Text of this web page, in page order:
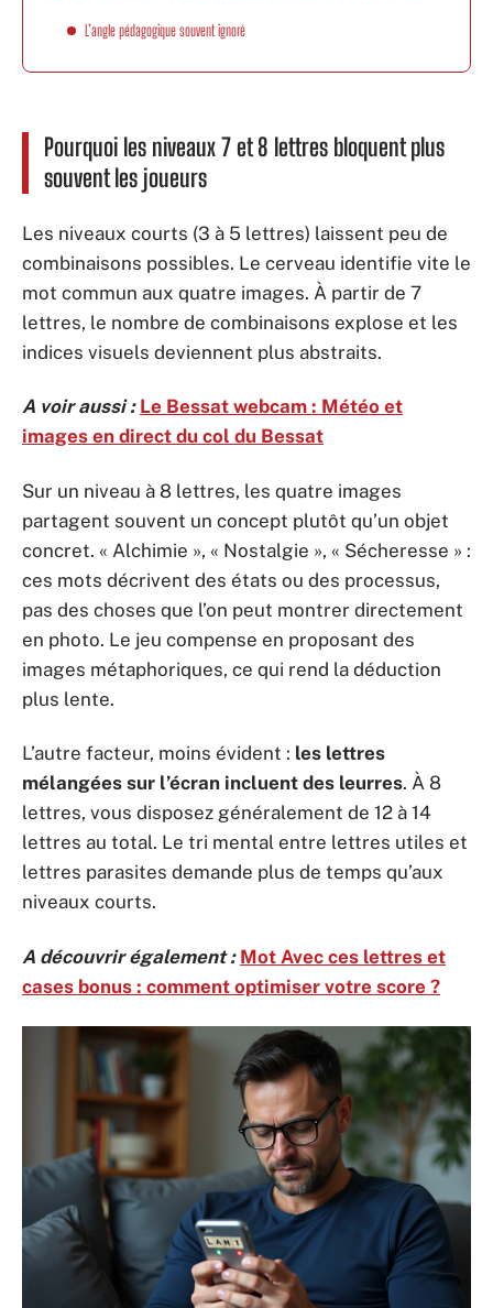
L’angle pédagogique souvent ignoré
Pourquoi les niveaux 7 et 8 lettres bloquent plus
souvent les joueurs
Les niveaux courts (3 à 5 lettres) laissent peu de
combinaisons possibles. Le cerveau identifie vite le
mot commun aux quatre images. À partir de 7
lettres, le nombre de combinaisons explose et les
indices visuels deviennent plus abstraits.
A voir aussi : Le Bessat webcam : Météo et
images en direct du col du Bessat
Sur un niveau à 8 lettres, les quatre images
partagent souvent un concept plutôt qu’un objet
concret. « Alchimie », « Nostalgie », « Sécheresse » :
ces mots décrivent des états ou des processus,
pas des choses que l’on peut montrer directement
en photo. Le jeu compense en proposant des
images métaphoriques, ce qui rend la déduction
plus lente.
L’autre facteur, moins évident : les lettres
mélangées sur l’écran incluent des leurres. À 8
lettres, vous disposez généralement de 12 à 14
lettres au total. Le tri mental entre lettres utiles et
lettres parasites demande plus de temps qu’aux
niveaux courts.
A découvrir également : Mot Avec ces lettres et
cases bonus : comment optimiser votre score ?